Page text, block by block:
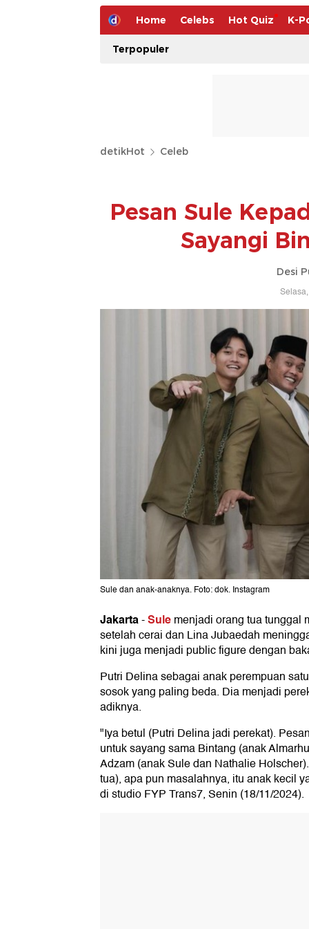
Home Celebs Hot Quiz K-
Terpopuler
detikHot Celeb
Pesan Sule
Sayangi
Desi
Sule dan anak-anaknya. Foto: dok. Instagram
Jakarta-Sulemenjadi orang tua tunggal
setelah cerai dan Lina Jubaedah
kini juga menjadi public figure dengan
Putri Delina sebagai anak perempuan
sosok yang paling beda. Dia menjadi
adiknya.
"Iya betul (Putri Delina jadi perekat).
untuk sayang sama Bintang (anak
Adzam (anak Sule dan Nathalie
tua), apa pun masalahnya, itu anak kecil
di studio FYP Trans7, Senin (18/11/2024).